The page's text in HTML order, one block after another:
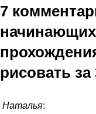
7
рисовать за
Наталья: